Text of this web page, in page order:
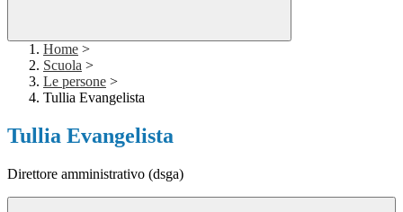
Home >
Scuola >
Le persone >
Tullia Evangelista
Tullia Evangelista
Direttore amministrativo (dsga)